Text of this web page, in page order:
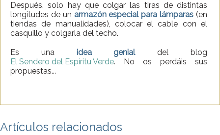
Después, solo hay que colgar las tiras de distintas
longitudes de un armazón especial para lámparas (en
tiendas de manualidades), colocar el cable con el
casquillo y colgarla del techo.
Es una idea genialdel blog
El Sendero del Espíritu Verde. No os perdáis sus
propuestas...
Artículos relacionados